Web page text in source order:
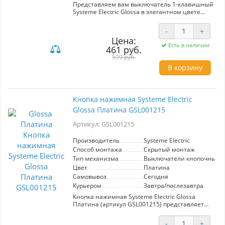
Представляем вам выключатель 1-клавишный
Systeme Electric Glossa в элегантном цвете
от Schneider Electric предназначен для работы
в сетях напряжением 250 В и максимальным
током 10 А. Особенностью данного устройства
является современная светодиодная
подсветка зеленого цвета, что обеспечивает
легкость нахождения выключателя в темноте.
Изготовленный из прочного материала
стойкостью к УФ-излучению и механическим
долговечность в эксплуатации. Эргономичные
клеммы, размещенные в двух рядах,
подключении. Выбор данного выключателя
интерьера и сохранит его стиль.
Цена:
461 руб.
599 руб.
- +
Есть в наличии
В корзину
Кнопка нажимная Systeme Electric
Glossa Платина GSL001215
Артикул: GSL001215
Производитель
Systeme Electric
Способ монтажа
Скрытый монтаж
Тип механизма
Выключатели кнопочные
Цвет
Платина
Самовывоз
Сегодня
Курьером
Завтра/послезавтра
Кнопка нажимная Systeme Electric Glossa
Платина (артикул GSL001215) представляет
выключателя, идеально подходящий для
- +